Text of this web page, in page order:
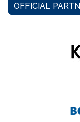
OFFICIAL